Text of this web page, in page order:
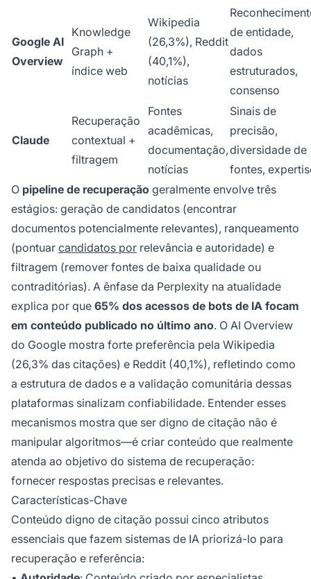
Google AI
Overview
Knowledge
Graph +
índice web
Wikipedia
(26,3%), Reddit
(40,1%),
notícias
de entidade,
dados
estruturados,
consenso
Claude
Recuperação
contextual +
filtragem
Fontes
acadêmicas,
documentação,
notícias
Sinais de
precisão,
diversidade de
fontes,
O pipeline de recuperação geralmente envolve três
estágios: geração de candidatos (encontrar
documentos potencialmente relevantes), ranqueamento
(pontuar candidatos por relevância e autoridade) e
filtragem (remover fontes de baixa qualidade ou
contraditórias). A ênfase da Perplexity na atualidade
explica por que 65% dos acessos de bots de IA focam
em conteúdo publicado no último ano. O AI Overview
do Google mostra forte preferência pela Wikipedia
(26,3% das citações) e Reddit (40,1%), refletindo como
a estrutura de dados e a validação comunitária dessas
plataformas sinalizam confiabilidade. Entender esses
mecanismos mostra que ser digno de citação não é
manipular algoritmos—é criar conteúdo que realmente
atenda ao objetivo do sistema de recuperação:
fornecer respostas precisas e relevantes.
Características-Chave
Conteúdo digno de citação possui cinco atributos
essenciais que fazem sistemas de IA priorizá-lo para
recuperação e referência: